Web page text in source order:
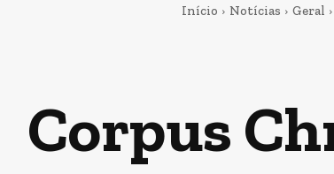
Início Notícias Geral
Corpus